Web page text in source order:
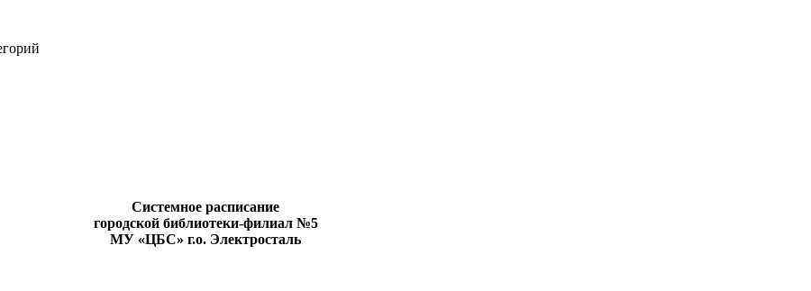
Системное расписание
городской библиотеки-филиал №5
МУ «ЦБС» г.о. Электросталь